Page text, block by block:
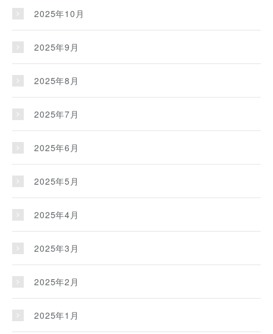
2025年10月
2025年9月
2025年8月
2025年7月
2025年6月
2025年5月
2025年4月
2025年3月
2025年2月
2025年1月